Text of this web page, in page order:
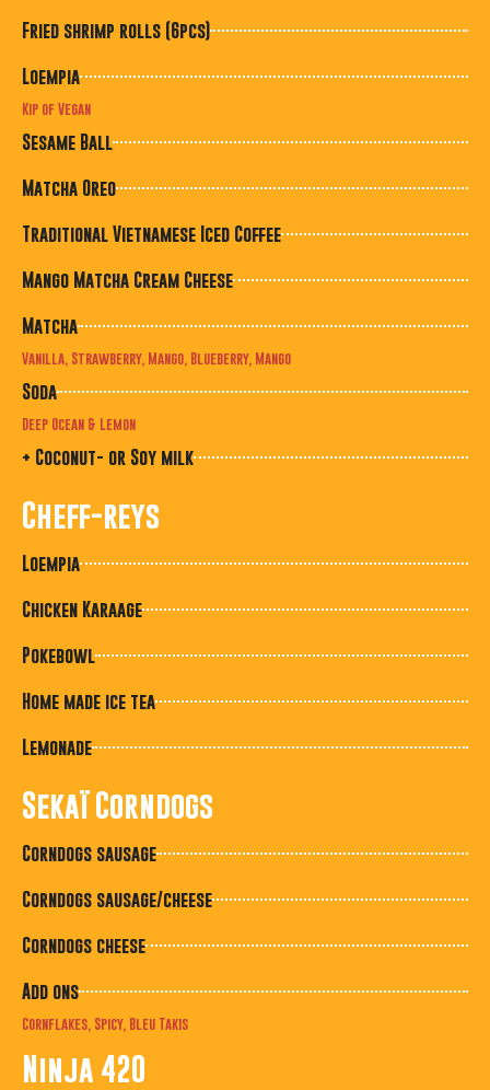
Fried shrimp rolls (6pcs)
Loempia
Kip of Vegan
Sesame Ball
Matcha Oreo
Traditional Vietnamese Iced Coffee
Mango Matcha Cream Cheese
Matcha
Vanilla, Strawberry, Mango, Blueberry, Mango
Soda
Deep Ocean & Lemon
+ Coconut- or Soy milk
Cheff-reys
Loempia
Chicken Karaage
Pokebowl
Home made ice tea
Lemonade
Sekaï Corndogs
Corndogs sausage
Corndogs sausage/cheese
Corndogs cheese
Add ons
Cornflakes, Spicy, Bleu Takis
Ninja 420